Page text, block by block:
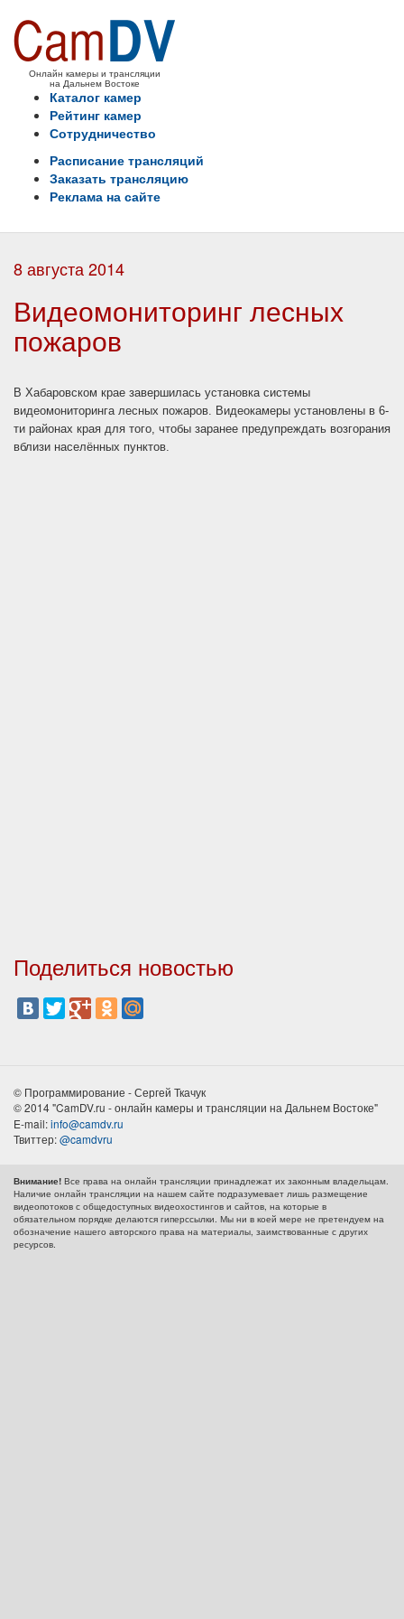
Онлайн камеры и трансляции
на Дальнем Востоке
Каталог камер
Рейтинг камер
Сотрудничество
Расписание трансляций
Заказать трансляцию
Реклама на сайте
8 августа 2014
Видеомониторинг лесных
пожаров
В Хабаровском крае завершилась установка системы
видеомониторинга лесных пожаров. Видеокамеры установлены в 6-
ти районах края для того, чтобы заранее предупреждать возгорания
вблизи населённых пунктов.
Поделиться новостью
© Программирование - Сергей Ткачук
© 2014 "CamDV.ru - онлайн камеры и трансляции на Дальнем Востоке"
E-mail:info@camdv.ru
Твиттер:@camdvru
Внимание! Все права на онлайн трансляции принадлежат их законным владельцам.
Наличие онлайн трансляции на нашем сайте подразумевает лишь размещение
видеопотоков с общедоступных видеохостингов и сайтов, на которые в
обязательном порядке делаются гиперссылки. Мы ни в коей мере не претендуем на
обозначение нашего авторского права на материалы, заимствованные с других
ресурсов.